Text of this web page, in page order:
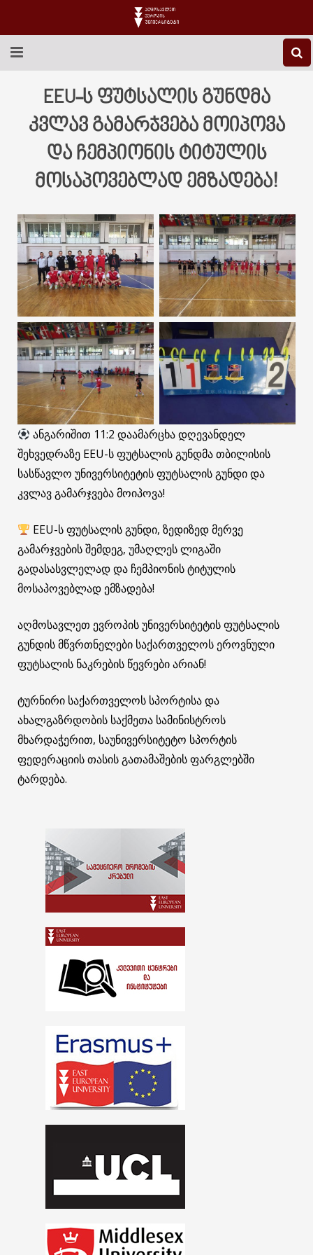
EEU-Ს ᲨᲔᲡᲐᲮᲔᲑ
ᲒᲐᲜᲐᲗᲚᲔᲑᲐ
ᲡᲐᲔᲠᲗᲐᲨᲝᲠᲘᲡᲝ
ᲑᲘᲑᲚᲘᲝᲗᲔᲙᲐ
ᲡᲢᲣᲓᲔᲜᲢᲣᲠᲘ ᲪᲮᲝᲕᲠᲔᲑᲐ
ᲙᲝᲜᲢᲐᲥᲢᲘ
EEU-ს ფუტსალის გუნდმა
კვლავ გამარჯვება მოიპოვა
და ჩემპიონის ტიტულის
მოსაპოვებლად ემზადება!
ანგარიშით 11:2 დაამარცხა დღევანდელ
შეხვედრაზე EEU-ს ფუტსალის გუნდმა თბილისის
სასწავლო უნივერსიტეტის ფუტსალის გუნდი და
კვლავ გამარჯვება მოიპოვა!
EEU-ს ფუტსალის გუნდი, ზედიზედ მერვე
გამარჯვების შემდეგ, უმაღლეს ლიგაში
გადასასვლელად და ჩემპიონის ტიტულის
მოსაპოვებლად ემზადება!
აღმოსავლეთ ევროპის უნივერსიტეტის ფუტსალის
გუნდის მწვრთნელები საქართველოს ეროვნული
ფუტსალის ნაკრების წევრები არიან!
ტურნირი საქართველოს სპორტისა და
ახალგაზრდობის საქმეთა სამინისტროს
მხარდაჭერით, საუნივერსიტეტო სპორტის
ფედერაციის თასის გათამაშების ფარგლებში
ტარდება.